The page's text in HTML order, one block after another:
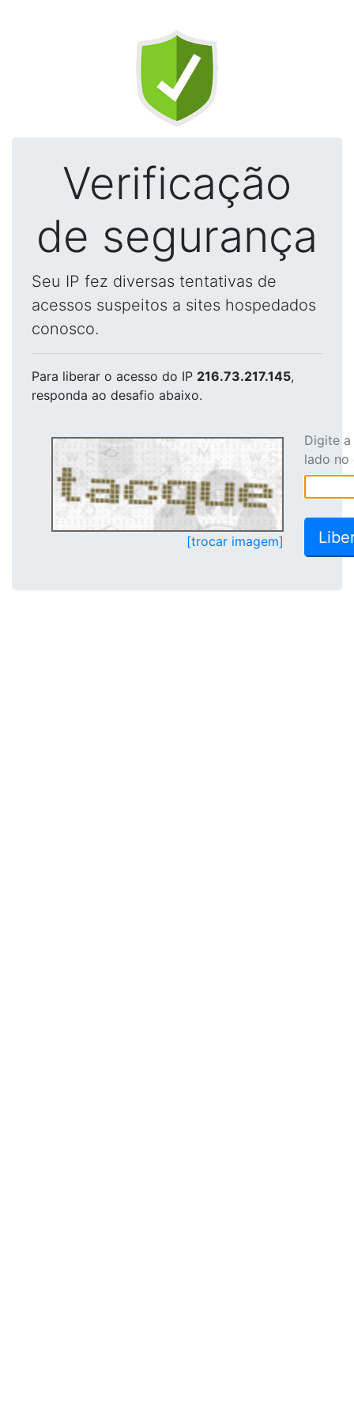
Verificação
de segurança
Seu IP fez diversas tentativas de
acessos suspeitos a sites hospedados
conosco.
Para liberar o acesso do IP 216.73.217.145,
responda ao desafio abaixo.
[trocar imagem]
Digite
lado no